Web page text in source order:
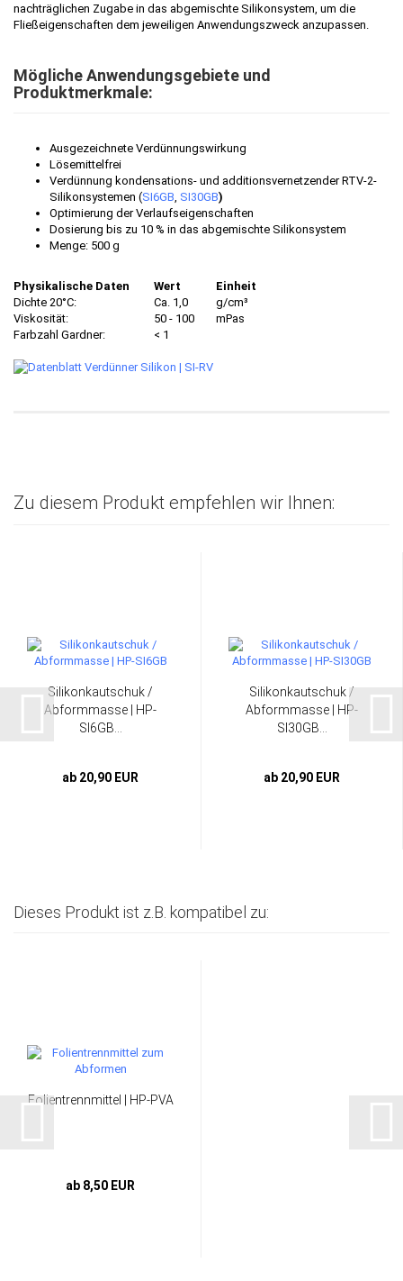
nachträglichen Zugabe in das abgemischte Silikonsystem, um die
Fließeigenschaften dem jeweiligen Anwendungszweck anzupassen.
Mögliche Anwendungsgebiete und
Produktmerkmale:
Ausgezeichnete Verdünnungswirkung
Lösemittelfrei
Verdünnung kondensations- und additionsvernetzender RTV-2-
Silikonsystemen (SI6GB SI30GB)
Optimierung der Verlaufseigenschaften
Dosierung bis zu 10 % in das abgemischte Silikonsystem
Menge: 500 g
Physikalische Daten Wert
Einheit
Dichte 20°C:
Ca. 1,0
g/cm³
Viskosität:
50 - 100
mPas
Farbzahl Gardner:
< 1
Zu diesem Produkt empfehlen wir Ihnen:
Silikonkautschuk /
Abformmasse | HP-
SI6GB...
ab 20,90 EUR
Silikonkautschuk /
Abformmasse | HP-
SI30GB...
ab 20,90 EUR
Dieses Produkt ist z.B. kompatibel zu:
Folientrennmittel | HP-PVA
ab 8,50 EUR